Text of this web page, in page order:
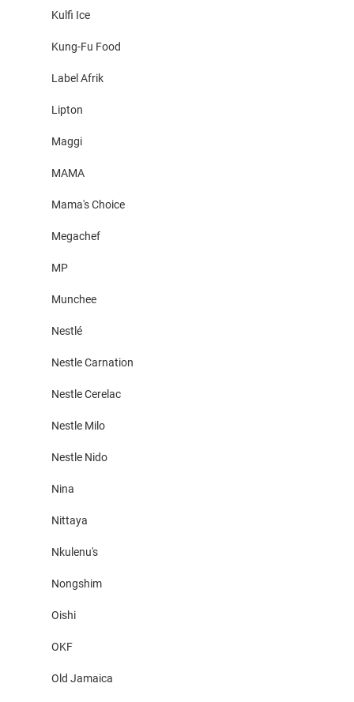
Kulfi Ice
Kung-Fu Food
Label Afrik
Lipton
Maggi
MAMA
Mama's Choice
Megachef
MP
Munchee
Nestlé
Nestle Carnation
Nestle Cerelac
Nestle Milo
Nestle Nido
Nina
Nittaya
Nkulenu's
Nongshim
Oishi
OKF
Old Jamaica